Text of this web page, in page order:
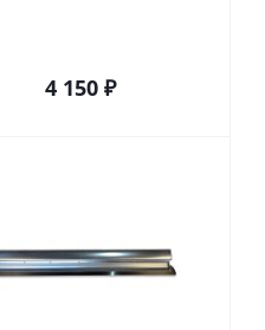
4 150₽